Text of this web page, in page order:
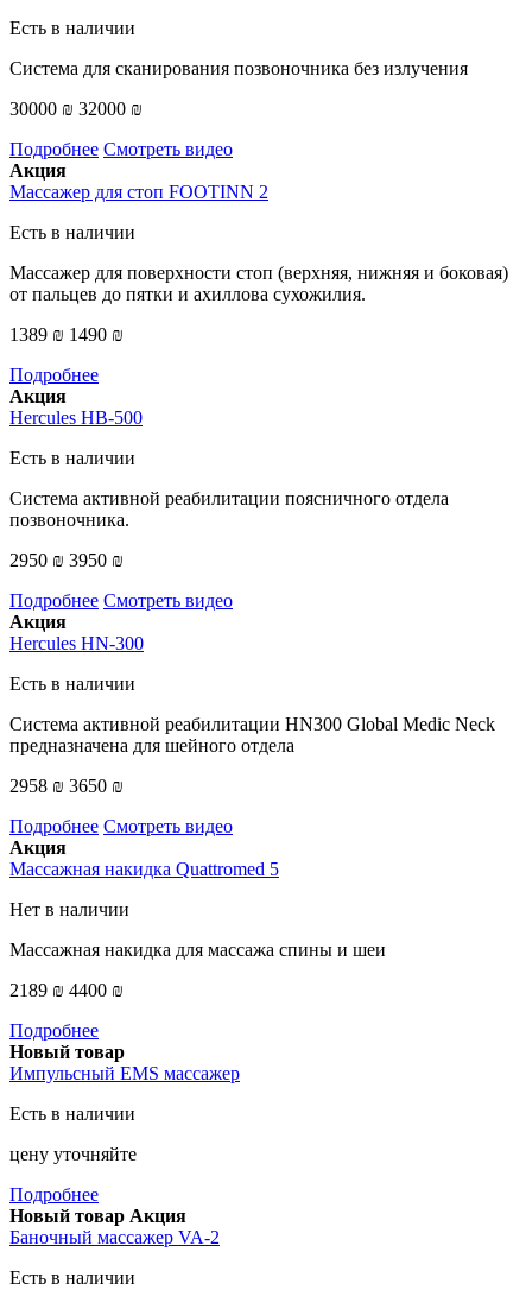
Есть в наличии
Система для сканирования позвоночника без излучения
30000 ₪ 32000 ₪
Подробнее Смотреть видео
Акция
Массажер для стоп FOOTINN 2
Есть в наличии
Массажер для поверхности стоп (верхняя, нижняя и боковая)
от пальцев до пятки и ахиллова сухожилия.
1389 ₪ 1490 ₪
Подробнее
Акция
Hercules HB-500
Есть в наличии
Система активной реабилитации поясничного отдела
позвоночника.
2950 ₪ 3950 ₪
Подробнее Смотреть видео
Акция
Hercules HN-300
Есть в наличии
Система активной реабилитации HN300 Global Medic Neck
предназначена для шейного отдела
2958 ₪ 3650 ₪
Подробнее Смотреть видео
Акция
Массажная накидка Quattromed 5
Нет в наличии
Массажная накидка для массажа спины и шеи
2189 ₪ 4400 ₪
Подробнее
Новый товар
Импульсный EMS массажер
Есть в наличии
цену уточняйте
Подробнее
Новый товар Акция
Баночный массажер VA-2
Есть в наличии